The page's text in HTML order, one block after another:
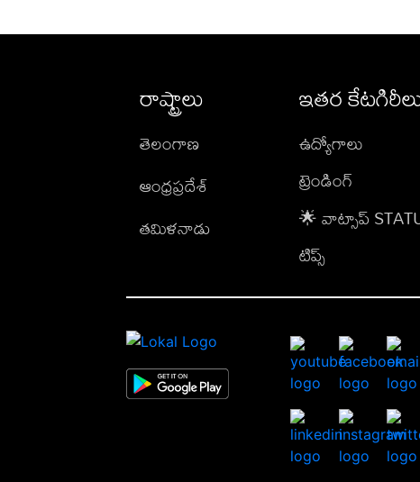
రాష్ట్రాలు
తెలంగాణ
ఆంధ్రప్రదేశ్
తమిళనాడు
ఇతర
ఉద్యోగాలు
ట్రెండింగ్
🌟 వాట్సాప్
టిప్స్